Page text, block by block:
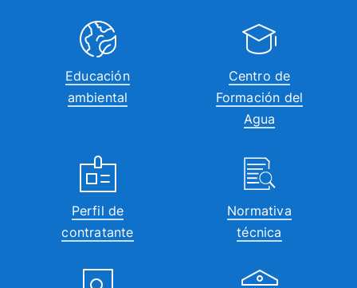
Educación
ambiental
Centro de
Formación del
Agua
Perfil de
contratante
Normativa
técnica